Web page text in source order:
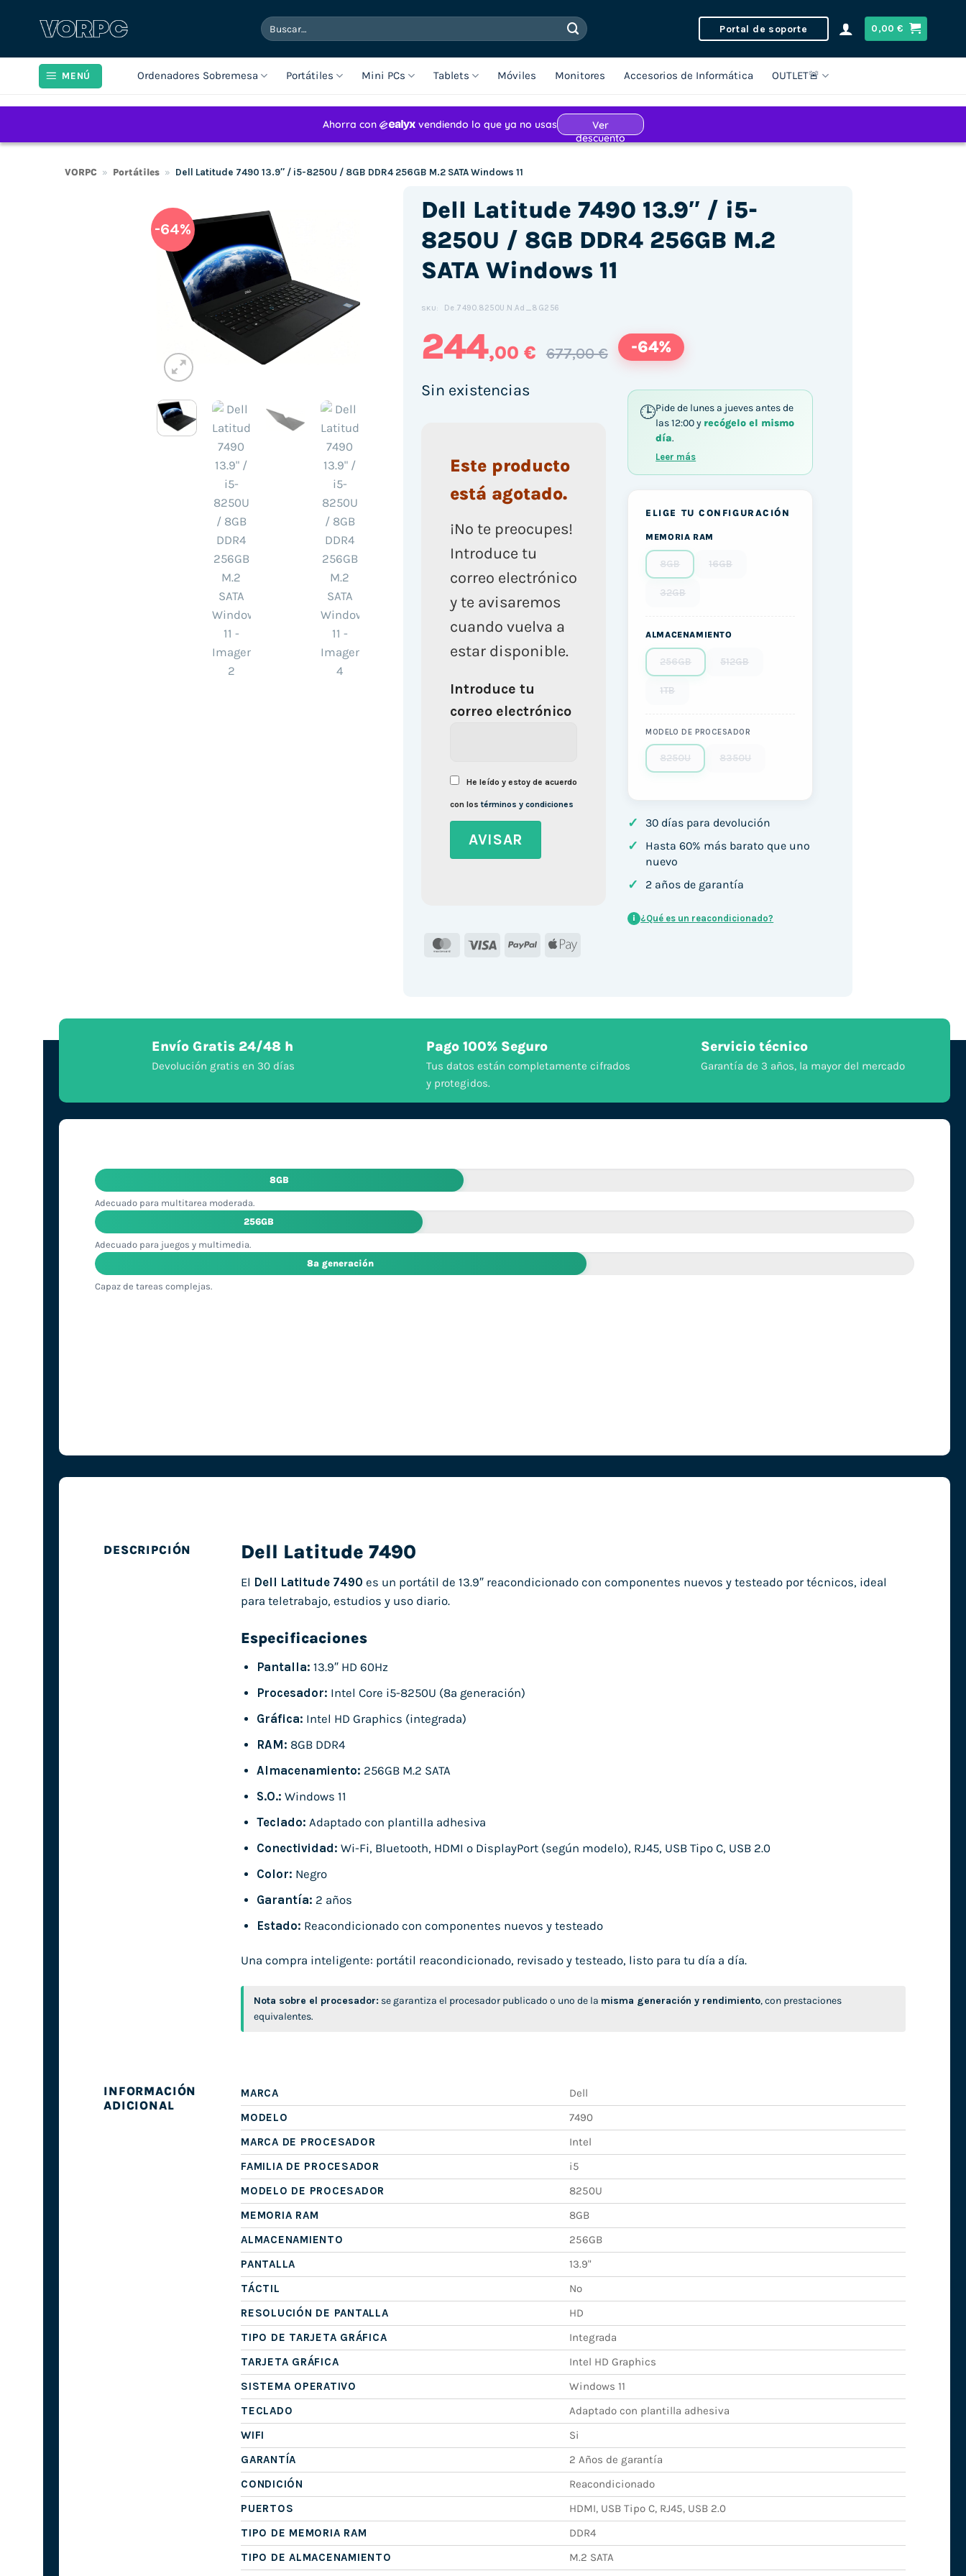
Buscar
por:
Portal de soporte 0,00€
MENÚ Ordenadores Sobremesa Portátiles Mini PCs Tablets Móviles Monitores Accesorios de Informática OUTLET🚨
VORPC » Portátiles » Dell Latitude 7490 13.9″ / i5-8250U / 8GB DDR4 256GB M.2 SATA Windows 11
-64%
Dell Latitude 7490 13.9″ / i5-
8250U / 8GB DDR4 256GB M.2
SATA Windows 11
SKU: De.7490.8250U.N.Ad_8G256
244,00 € 677,00 € -64%
Sin existencias
Este producto
está agotado.
¡No te preocupes!
Introduce tu
correo electrónico
y te avisaremos
cuando vuelva a
estar disponible.
Introduce tu
correo electrónico
He leído y estoy de acuerdo
con lostérminos y condiciones
MasterCard
Visa PayPal Apple
Pide de lunes a jueves antes de
las 12:00 y recógelo el mismo
día.
Leer más
ELIGE TU CONFIGURACIÓN
MEMORIA RAM
8GB 16GB
32GB
ALMACENAMIENTO
256GB 512GB
1TB
MODELO DE PROCESADOR
8250U 8350U
✓ 30 días para devolución
✓
Hasta 60% más barato que uno
nuevo
✓ 2 años de garantía
i ¿Qué es un reacondicionado?
Envío Gratis 24/48 h
Devolución gratis en 30 días
Pago 100% Seguro
Tus datos están completamente cifrados
y protegidos.
Servicio técnico
Garantía de 3 años, la mayor del mercado
8GB
Adecuado para multitarea moderada.
256GB
Adecuado para juegos y multimedia.
8ª generación
Capaz de tareas complejas.
DESCRIPCIÓN Dell Latitude 7490
El Dell Latitude 7490 es un portátil de 13.9″ reacondicionado con componentes nuevos y testeado por técnicos, ideal
para teletrabajo, estudios y uso diario.
Especificaciones
Pantalla: 13.9″ HD 60Hz
Procesador: Intel Core i5-8250U (8ª generación)
Gráfica: Intel HD Graphics (integrada)
RAM: 8GB DDR4
Almacenamiento: 256GB M.2 SATA
S.O.: Windows 11
Teclado: Adaptado con plantilla adhesiva
Conectividad: Wi-Fi, Bluetooth, HDMI o DisplayPort (según modelo), RJ45, USB Tipo C, USB 2.0
Color: Negro
Garantía: 2 años
Estado: Reacondicionado con componentes nuevos y testeado
Una compra inteligente: portátil reacondicionado, revisado y testeado, listo para tu día a día.
Nota sobre el procesador: se garantiza el procesador publicado o uno de la misma generación y rendimiento, con prestaciones
equivalentes.
INFORMACIÓN
ADICIONAL
MARCA
Dell
MODELO
7490
MARCA DE PROCESADOR
Intel
FAMILIA DE PROCESADOR
i5
MODELO DE PROCESADOR
8250U
MEMORIA RAM
8GB
ALMACENAMIENTO
256GB
PANTALLA
13.9"
TÁCTIL
No
RESOLUCIÓN DE PANTALLA
HD
TIPO DE TARJETA GRÁFICA
Integrada
TARJETA GRÁFICA
Intel HD Graphics
SISTEMA OPERATIVO
Windows 11
TECLADO
Adaptado con plantilla adhesiva
WIFI
Si
GARANTÍA
2 Años de garantía
CONDICIÓN
Reacondicionado
PUERTOS
HDMI, USB Tipo C, RJ45, USB 2.0
TIPO DE MEMORIA RAM
DDR4
TIPO DE ALMACENAMIENTO
M.2 SATA